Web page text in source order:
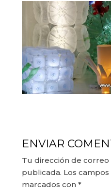
ENVIAR
Tu dirección de
publicada. Los
marcados con *